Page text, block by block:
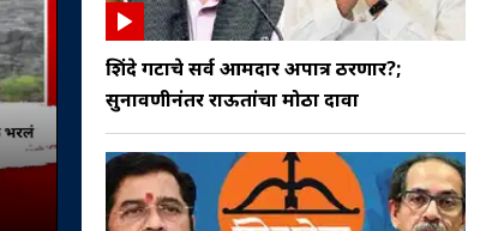
शिंदे गटाचे सर्व आमदार अपात्र ठरणार?;
सुनावणीनंतर राऊतांचा मोठा दावा